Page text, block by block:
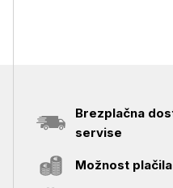
Brezplačna
servise
Možnost